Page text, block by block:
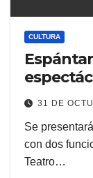
CULTURA
31 DE
Se
con dos
Teatro…